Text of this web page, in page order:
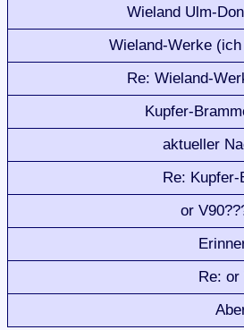
Wieland Ulm-
Wieland-Werke
Re: Wieland-
Kupfer-
aktueller
Re: Kupfer-
or
Re: or